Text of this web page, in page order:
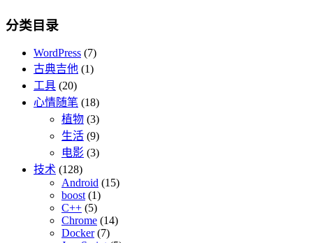
分类目录
WordPress (7)
古典吉他 (1)
工具 (20)
心情随笔 (18)
植物 (3)
生活 (9)
电影 (3)
技术 (128)
Android (15)
boost (1)
C++ (5)
Chrome (14)
Docker(7)